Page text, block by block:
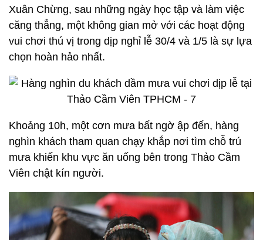
Xuân Chừng, sau những ngày học tập và làm việc
căng thẳng, một không gian mở với các hoạt động
vui chơi thú vị trong dịp nghỉ lễ 30/4 và 1/5 là sự lựa
chọn hoàn hảo nhất.
Khoảng 10h, một cơn mưa bất ngờ ập đến, hàng
nghìn khách tham quan chạy khắp nơi tìm chỗ trú
mưa khiến khu vực ăn uống bên trong Thảo Cầm
Viên chật kín người.